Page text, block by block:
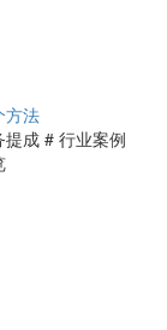
方法
提成 # 行业案例